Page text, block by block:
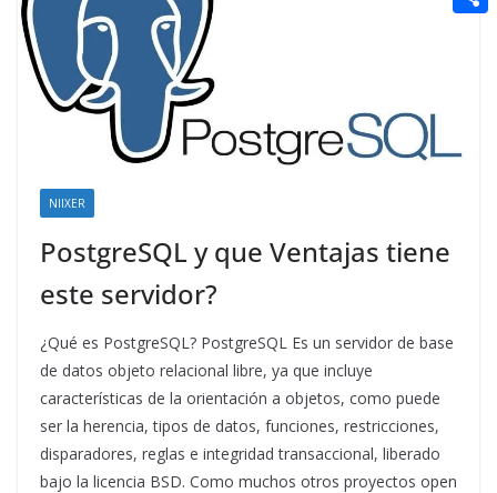
NIIXER
PostgreSQL y que Ventajas tiene
este servidor?
¿Qué es PostgreSQL? PostgreSQL Es un servidor de base
de datos objeto relacional libre, ya que incluye
características de la orientación a objetos, como puede
ser la herencia, tipos de datos, funciones, restricciones,
disparadores, reglas e integridad transaccional, liberado
bajo la licencia BSD. Como muchos otros proyectos open
n
s
a
t